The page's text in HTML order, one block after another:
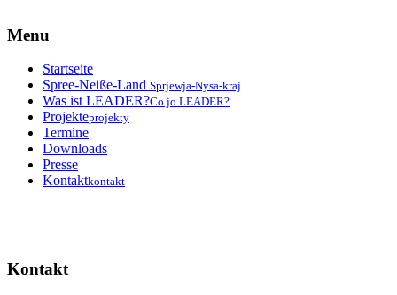
Menu
Startseite
Spree-Neiße-Land Sprjewja-Nysa-kraj
Was ist LEADER?Co jo LEADER?
Projekteprojekty
Termine
Downloads
Presse
Kontaktkontakt
Kontakt